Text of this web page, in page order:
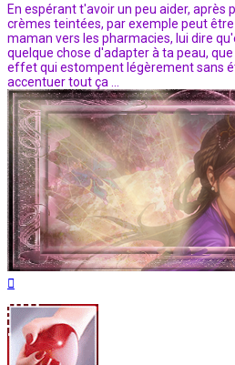
En espérant t'avoir un peu aider, après
crèmes teintées, par exemple peut
maman vers les pharmacies, lui dire
quelque chose d'adapter à ta peau,
effet qui estompent légèrement sans
accentuer tout ça ...